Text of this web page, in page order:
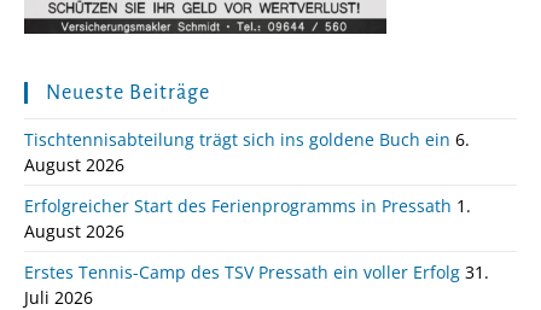
Neueste Beiträge
Tischtennisabteilung trägt sich ins goldene Buch ein 6.
August 2026
Erfolgreicher Start des Ferienprogramms in Pressath 1.
August 2026
Erstes Tennis-Camp des TSV Pressath ein voller Erfolg 31.
Juli 2026